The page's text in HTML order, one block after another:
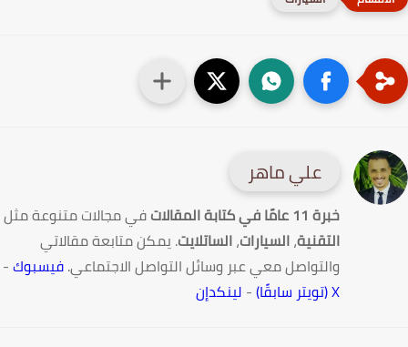
علي ماهر
خبرة 11 عامًا في كتابة المقالات
في مجالات متنوعة مثل
التقنية،السيارات،الساتلايت. يمكن متابعة مقالاتي
والتواصل معي عبر وسائل التواصل الاجتماعي.فيسبوك-
-لينكدإن